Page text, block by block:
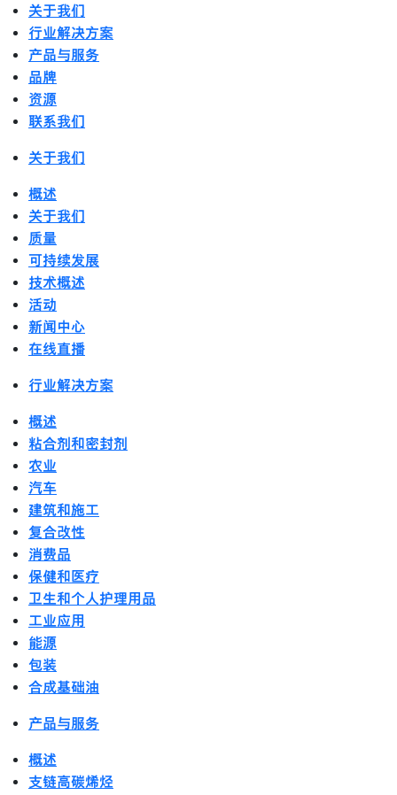
关于我们
行业解决方案
产品与服务
品牌
资源
联系我们
关于我们
概述
关于我们
质量
可持续发展
技术概述
活动
新闻中心
在线直播
行业解决方案
概述
粘合剂和密封剂
农业
汽车
建筑和施工
复合改性
消费品
保健和医疗
卫生和个人护理用品
工业应用
能源
包装
合成基础油
产品与服务
概述
支链高碳烯烃